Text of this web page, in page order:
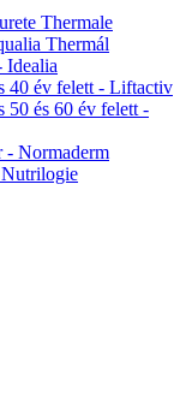
Thermale
Thermál
Idealia
40 év felett - Liftactiv
50 és 60 év felett -
- Normaderm
Nutrilogie